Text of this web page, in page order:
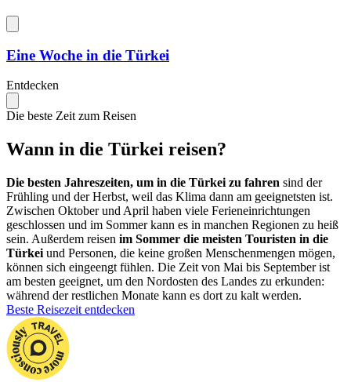
Eine Woche in die Türkei
Entdecken
Die beste Zeit zum Reisen
Wann in die Türkei reisen?
Die besten Jahreszeiten, um in die Türkei zu fahren sind der
Frühling und der Herbst, weil das Klima dann am geeignetsten ist.
Zwischen Oktober und April haben viele Ferieneinrichtungen
geschlossen und im Sommer kann es in manchen Regionen zu heiß
sein. Außerdem reisen im Sommer die meisten Touristen in die
Türkei und Personen, die keine großen Menschenmengen mögen,
können sich eingeengt fühlen. Die Zeit von Mai bis September ist
am besten geeignet, um den Nordosten des Landes zu erkunden:
während der restlichen Monate kann es dort zu kalt werden.
Beste Reisezeit entdecken